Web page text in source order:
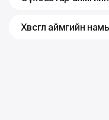
Хөвсгөл аймгийн